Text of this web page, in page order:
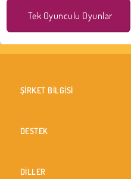
Tek Oyunculu Oyunlar
ŞİRKET BİLGİSİ
DESTEK
DİLLER